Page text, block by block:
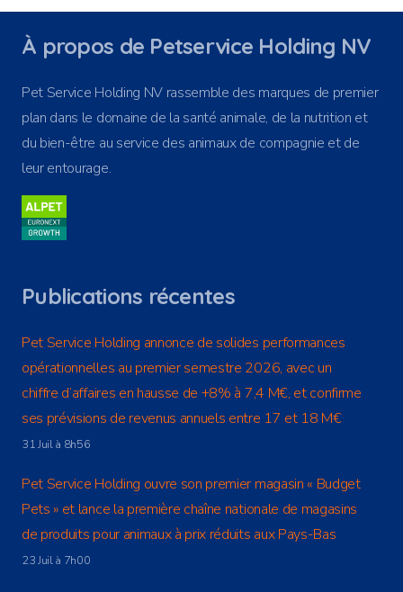
À propos de Petservice Holding NV
Pet Service Holding NV rassemble des marques de premier
plan dans le domaine de la santé animale, de la nutrition et
du bien-être au service des animaux de compagnie et de
leur entourage.
Publications récentes
Pet Service Holding annonce de solides performances
opérationnelles au premier semestre 2026, avec un
chiffre d’affaires en hausse de +8% à 7,4 M€, et confirme
ses prévisions de revenus annuels entre 17 et 18 M€
31 Juil à 8h56
Pet Service Holding ouvre son premier magasin « Budget
Pets » et lance la première chaîne nationale de magasins
de produits pour animaux à prix réduits aux Pays-Bas
23 Juil à 7h00